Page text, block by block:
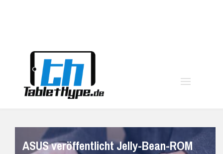
ASUS veröffentlicht Jelly-Bean-ROM